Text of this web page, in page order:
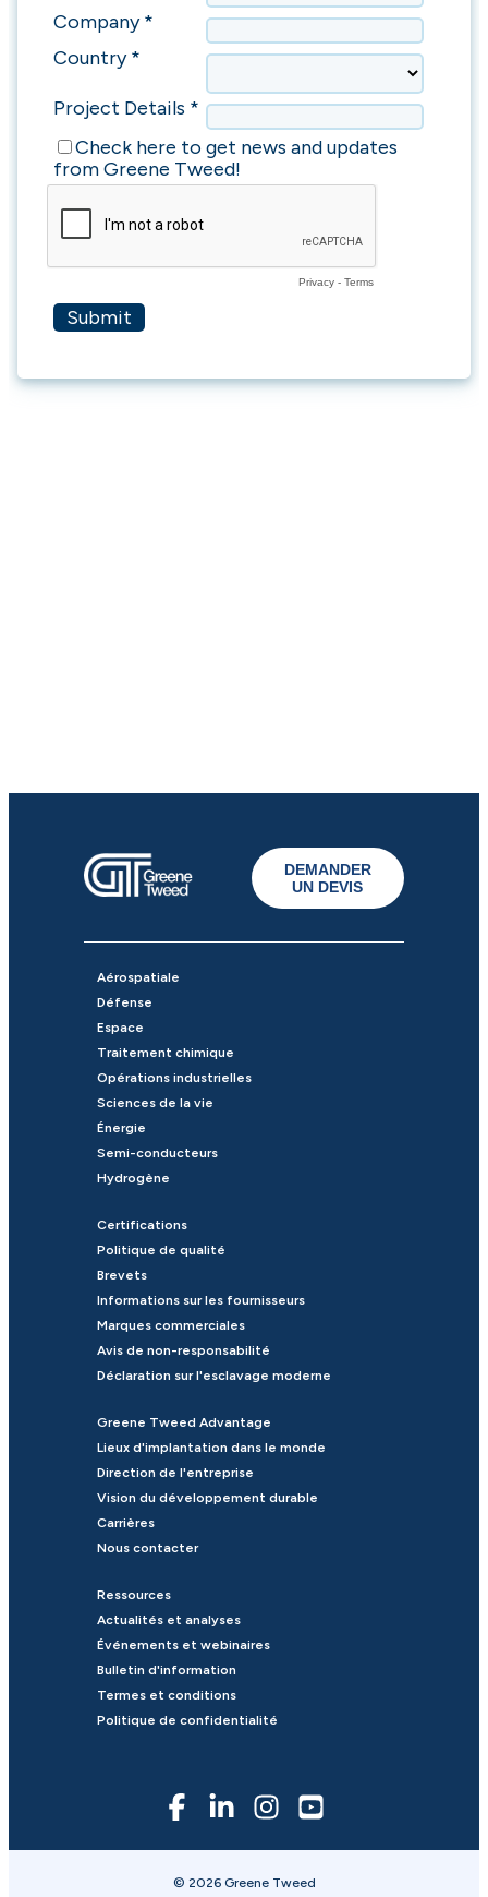
DEMANDER
UN DEVIS
Aérospatiale
Défense
Espace
Traitement chimique
Opérations industrielles
Sciences de la vie
Énergie
Semi-conducteurs
Hydrogène
Certifications
Politique de qualité
Brevets
Informations sur les fournisseurs
Marques commerciales
Avis de non-responsabilité
Déclaration sur l'esclavage moderne
Greene Tweed Advantage
Lieux d'implantation dans le monde
Direction de l'entreprise
Vision du développement durable
Carrières
Nous contacter
Ressources
Actualités et analyses
Événements et webinaires
Bulletin d'information
Termes et conditions
Politique de confidentialité
© 2026 Greene Tweed